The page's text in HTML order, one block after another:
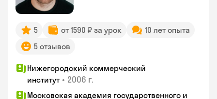
5 от 1590 ₽ за урок
10 лет опыта
5 отзывов
Нижегородский коммерческий
институт • 2006 г.
Московская академия государственного и